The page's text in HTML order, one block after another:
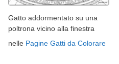
Gatto addormentato su una
poltrona vicino alla finestra
nelle Pagine Gatti da Colorare